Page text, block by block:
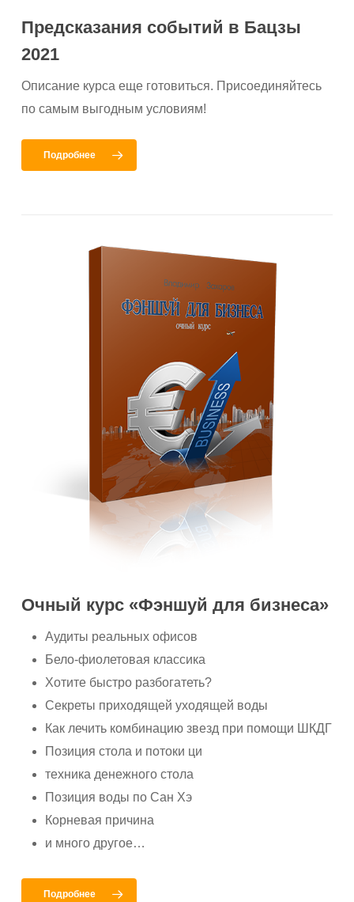
Предсказания событий в Бацзы
2021
Описание курса еще готовиться. Присоединяйтесь
по самым выгодным условиям!
Подробнее
Очный курс «Фэншуй для бизнеса»
Аудиты реальных офисов
Бело-фиолетовая классика
Хотите быстро разбогатеть?
Секреты приходящей уходящей воды
Как лечить комбинацию звезд при помощи ШКДГ
Позиция стола и потоки ци
техника денежного стола
Позиция воды по Сан Хэ
Корневая причина
и много другое…
Подробнее